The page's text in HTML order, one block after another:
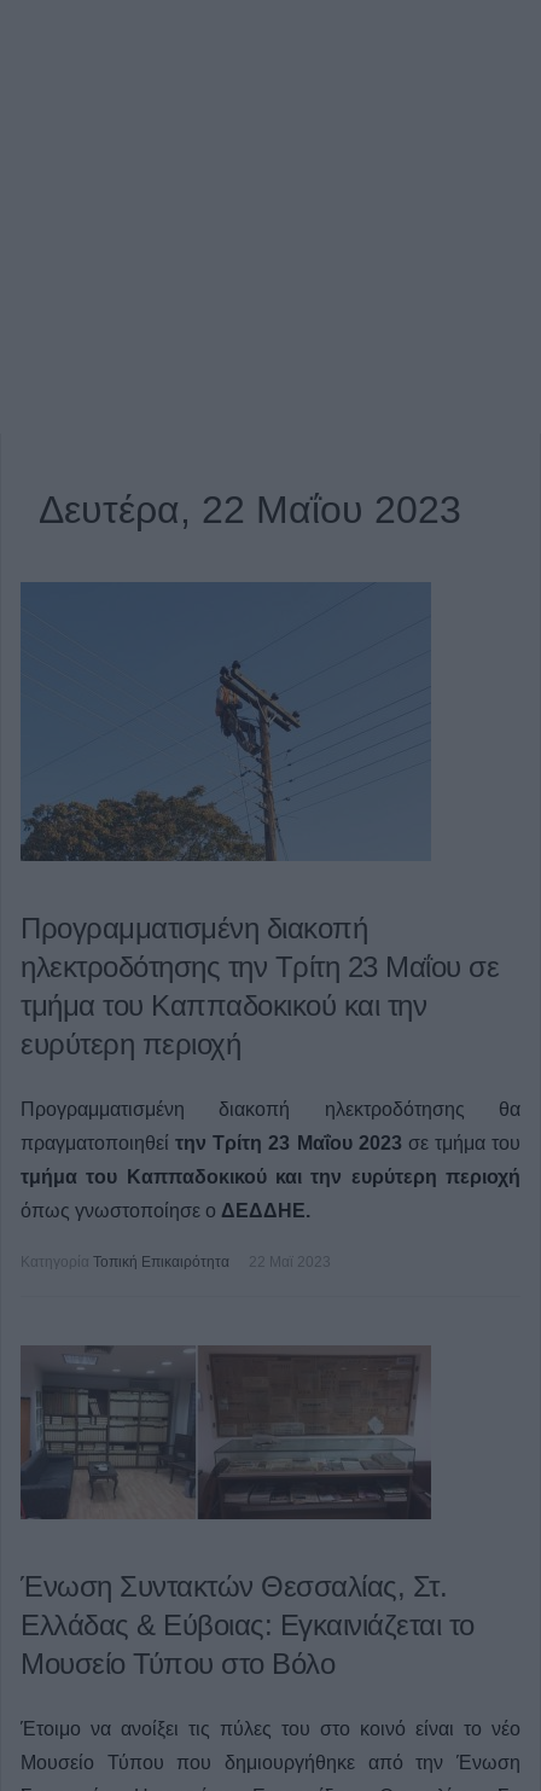
Δευτέρα, 22 Μαΐου 2023
Προγραμματισμένη διακοπή
ηλεκτροδότησης την Τρίτη 23 Μαΐου σε
τμήμα του Καππαδοκικού και την
ευρύτερη περιοχή
Προγραμματισμένη διακοπή ηλεκτροδότησης θα
πραγματοποιηθείτην Τρίτη 23 Μαΐου 2023 σε τμήμα του
τμήμα του Καππαδοκικού και την ευρύτερη περιοχή
όπως γνωστοποίησε ο ΔΕΔΔΗΕ.
Κατηγορία Τοπική Επικαιρότητα 22 Μαϊ 2023
Ένωση Συντακτών Θεσσαλίας, Στ.
Ελλάδας & Εύβοιας: Εγκαινιάζεται το
Μουσείο Τύπου στο Βόλο
Έτοιμο να ανοίξει τις πύλες του στο κοινό είναι το νέο
Μουσείο Τύπου που δημιουργήθηκε από την Ένωση